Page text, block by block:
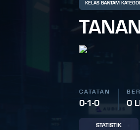
KELAS BANTAM
CATATAN
0-1-0 0
STATISTIK